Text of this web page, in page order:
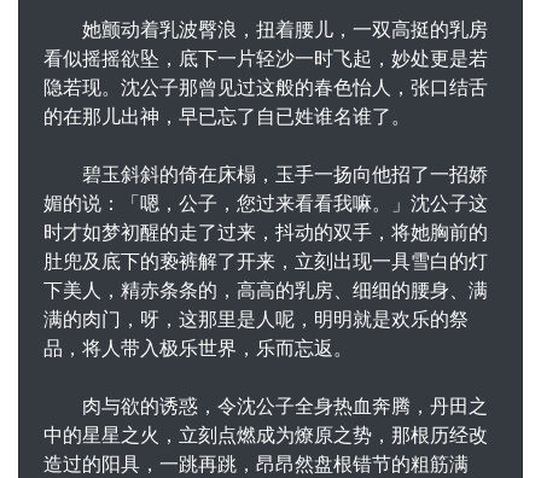
她颤动着乳波臀浪，扭着腰儿，一双高挺的乳房
看似摇摇欲坠，底下一片轻沙一时飞起，妙处更是若
隐若现。沈公子那曾见过这般的春色怡人，张口结舌
的在那儿出神，早已忘了自已姓谁名谁了。
碧玉斜斜的倚在床榻，玉手一扬向他招了一招娇
媚的说：「嗯，公子，您过来看看我嘛。」沈公子这
时才如梦初醒的走了过来，抖动的双手，将她胸前的
肚兜及底下的亵裤解了开来，立刻出现一具雪白的灯
下美人，精赤条条的，高高的乳房、细细的腰身、满
满的肉门，呀，这那里是人呢，明明就是欢乐的祭
品，将人带入极乐世界，乐而忘返。
肉与欲的诱惑，令沈公子全身热血奔腾，丹田之
中的星星之火，立刻点燃成为燎原之势，那根历经改
造过的阳具，一跳再跳，昂昂然盘根错节的粗筋满